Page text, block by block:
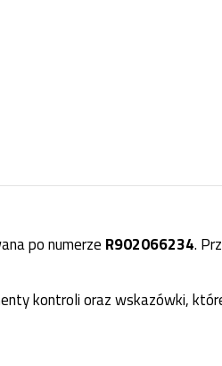
po numerze R902066234.
kontroli oraz wskazówki,